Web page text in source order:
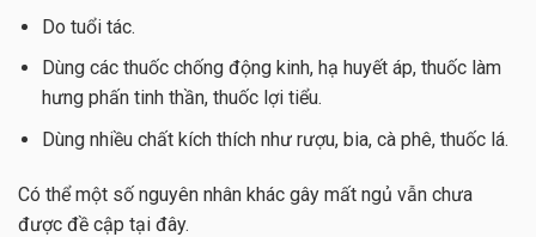
Do tuổi tác.
Dùng các thuốc chống động kinh, hạ huyết áp, thuốc làm
hưng phấn tinh thần, thuốc lợi tiểu.
Dùng nhiều chất kích thích như rượu, bia, cà phê, thuốc lá.
Có thể một số nguyên nhân khác gây mất ngủ vẫn chưa
được đề cập tại đây.